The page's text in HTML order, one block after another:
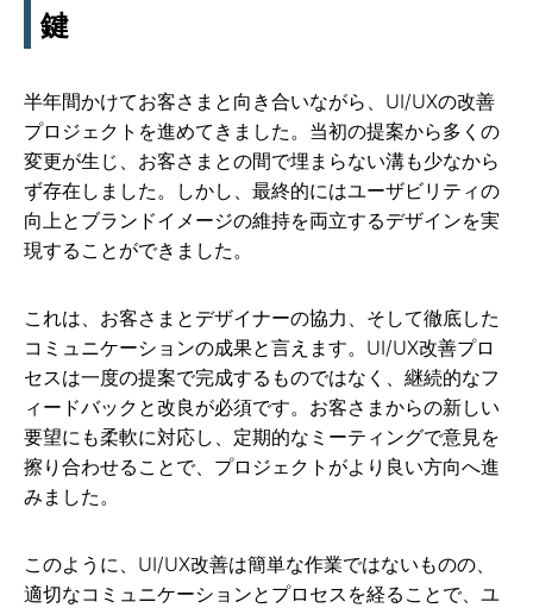
鍵
半年間かけてお客さまと向き合いながら、UI/UXの改善
プロジェクトを進めてきました。当初の提案から多くの
変更が生じ、お客さまとの間で埋まらない溝も少なから
ず存在しました。しかし、最終的にはユーザビリティの
向上とブランドイメージの維持を両立するデザインを実
現することができました。
これは、お客さまとデザイナーの協力、そして徹底した
コミュニケーションの成果と言えます。UI/UX改善プロ
セスは一度の提案で完成するものではなく、継続的なフ
ィードバックと改良が必須です。お客さまからの新しい
要望にも柔軟に対応し、定期的なミーティングで意見を
擦り合わせることで、プロジェクトがより良い方向へ進
みました。
このように、UI/UX改善は簡単な作業ではないものの、
適切なコミュニケーションとプロセスを経ることで、ユ